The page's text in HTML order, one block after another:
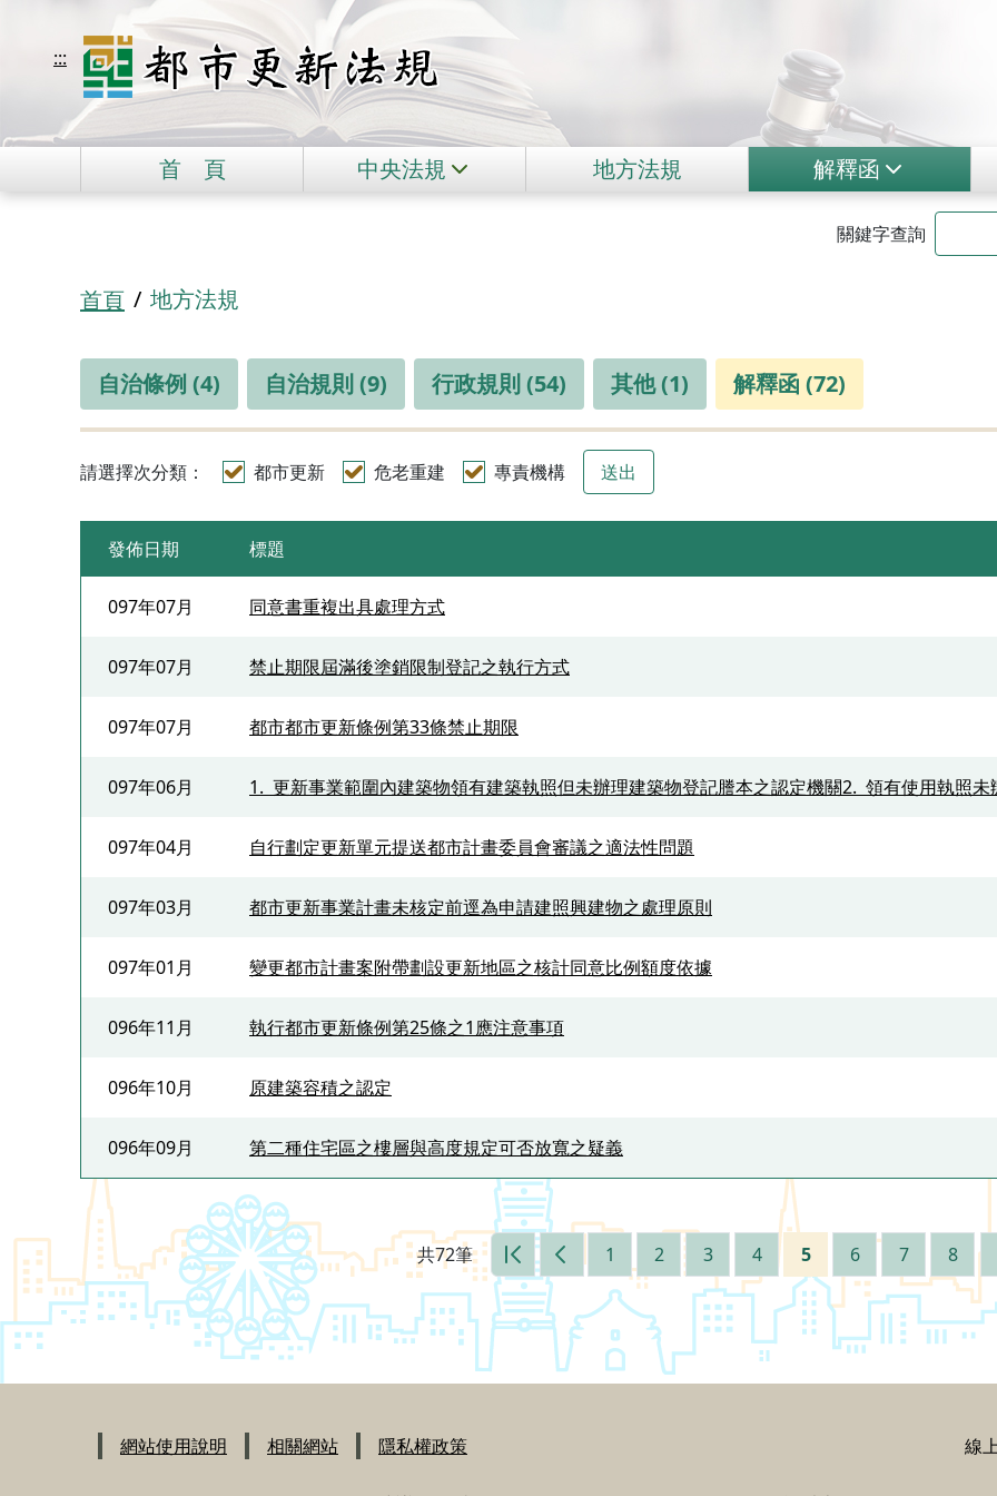
:::
都市更新法規
首 頁 中央法規 地方法規 解釋函
關鍵字查詢
首頁 地方法規
自治條例 (4) 自治規則 (9) 行政規則 (54) 其他 (1) 解釋函 (72)
請選擇次分類： 都市更新 危老重建 專責機構 送出
發佈日期 標題
097年07月 同意書重複出具處理方式
097年07月 禁止期限屆滿後塗銷限制登記之執行方式
097年07月 都市都市更新條例第33條禁止期限
097年06月 1. 更新事業範圍內建築物領有建築執照但未辦理建築物登記謄本之認定機關2. 領有使用執照未
097年04月 自行劃定更新單元提送都市計畫委員會審議之適法性問題
097年03月 都市更新事業計畫未核定前逕為申請建照興建物之處理原則
097年01月 變更都市計畫案附帶劃設更新地區之核計同意比例額度依據
096年11月 執行都市更新條例第25條之1應注意事項
096年10月 原建築容積之認定
096年09月 第二種住宅區之樓層與高度規定可否放寬之疑義
共72筆 第一頁上一頁
1 2 3 4 5 6 7 8
網站使用說明 相關網站 隱私權政策 線